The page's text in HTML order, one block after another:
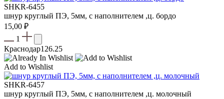
SHKR-6455
шнур круглый ПЭ, 5мм, с наполнителем ,ц. бордо
15,00 ₽
1
Краснодар126.25
Add to Wishlist
SHKR-6457
шнур круглый ПЭ, 5мм, с наполнителем ,ц. молочный